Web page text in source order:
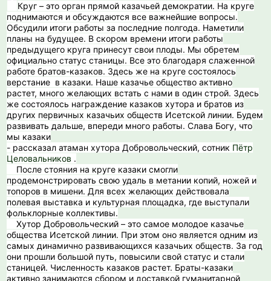
️Круг – это орган прямой казачьей демократии. На круге
поднимаются и обсуждаются все важнейшие вопросы.
Обсудили итоги работы за последние полгода. Наметили
планы на будущее. В скором времени итоги работы
предыдущего круга принесут свои плоды. Мы обретем
официально статус станицы. Все это благодаря слаженной
работе братов-казаков. Здесь же на круге состоялось
верстание в казаки. Наше казачье общество активно
растет, много желающих встать с нами в один строй. Здесь
же состоялось награждение казаков хутора и братов из
других первичных казачьих обществ Исетской линии. Будем
развивать дальше, впереди много работы. Слава Богу, что
мы казаки
- рассказал атаман хутора Добровольческий, сотник Пётр
Целовальников .
После стояния на круге казаки смогли
продемонстрировать свою удаль в метании копий, ножей и
топоров в мишени. Для всех желающих действовала
полевая выставка и культурная площадка, где выступали
фольклорные коллективы.
️ Хутор Добровольческий – это самое молодое казачье
общества Исетской линии. При этом оно является одним из
самых динамично развивающихся казачьих обществ. За год
они прошли большой путь, повысили свой статус и стали
станицей. Численность казаков растет. Браты-казаки
активно занимаются сбором и доставкой гуманитарной